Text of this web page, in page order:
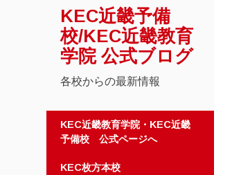
KEC近畿予備
校/KEC近畿教育
学院 公式ブログ
各校からの最新情報
コンテンツへスキップ
KEC近畿教育学院・KEC近畿
予備校 公式ページへ
KEC枚方本校